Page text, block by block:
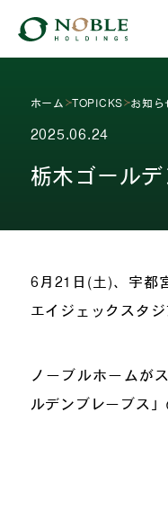
ホーム TOPICKS お知ら
2025.06.24
栃木ゴール
6月21日(土)、宇都
エイジェックスタ
ノーブルホームが
ルデンブレーブス